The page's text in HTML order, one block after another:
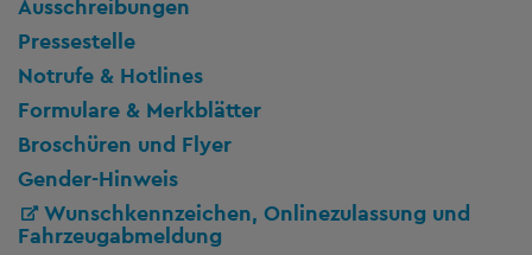
Ausschreibungen
Pressestelle
Notrufe & Hotlines
Formulare & Merkblätter
Broschüren und Flyer
Gender-Hinweis
Wunschkennzeichen, Onlinezulassung und
Fahrzeugabmeldung